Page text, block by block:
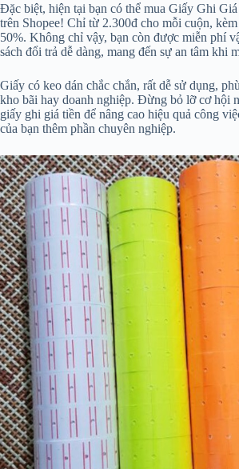
Đặc biệt, hiện tại bạn có thể mua Giấy Ghi
trên Shopee! Chỉ từ 2.300đ cho mỗi cuộn,
50%. Không chỉ vậy, bạn còn được miễn phí
sách đổi trả dễ dàng, mang đến sự an tâm khi
Giấy có keo dán chắc chắn, rất dễ sử dụng,
kho bãi hay doanh nghiệp. Đừng bỏ lỡ cơ hội
giấy ghi giá tiền để nâng cao hiệu quả công
của bạn thêm phần chuyên nghiệp.